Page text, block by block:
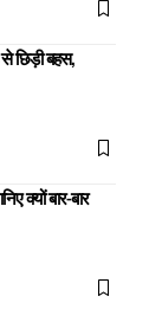
छिड़ी बहस,
क्यों बार-बार